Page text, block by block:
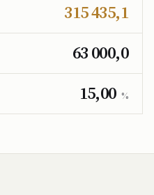
315 435,1
63 000,0
15,00 %